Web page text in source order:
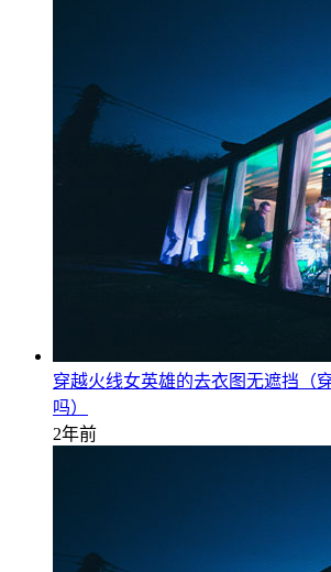
穿越火线女英雄的去衣图无遮挡（
吗）
2年前